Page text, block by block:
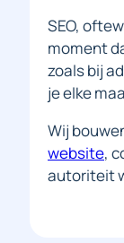
SEO,
moment
zoals bij
je elke
Wij
website,
autoriteit